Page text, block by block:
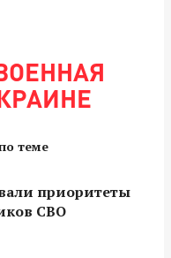
теме
приоритеты
СВО